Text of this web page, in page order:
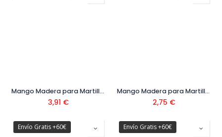
Mango Madera para Martillo Ref. M8007-F600
3,91 €
Mango Madera para Martillo Ref. M8011-B
2,75 €
Envío Gratis +60€ Envío Gratis +60€